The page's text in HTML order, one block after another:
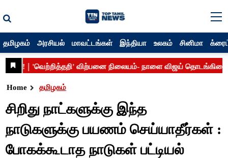
தமிழகம் அரசியல் மாவட்டங்கள் இந்தியா உலகம் சினிமா
Home தமிழகம்
சிறிது நாட்களுக்கு இந்த
நாடுகளுக்கு பயணம் செய்யாதீர்கள் :
போகக்கூடாத நாடுகள் பட்டியல்